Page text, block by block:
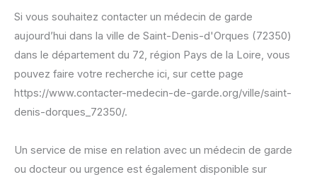
Si vous souhaitez contacter un médecin de garde
aujourd’hui dans la ville de Saint-Denis-d'Orques (72350)
dans le département du 72, région Pays de la Loire, vous
pouvez faire votre recherche ici, sur cette page
https://www.contacter-medecin-de-garde.org/ville/saint-
denis-dorques_72350/.
Un service de mise en relation avec un médecin de garde
ou docteur ou urgence est également disponible sur